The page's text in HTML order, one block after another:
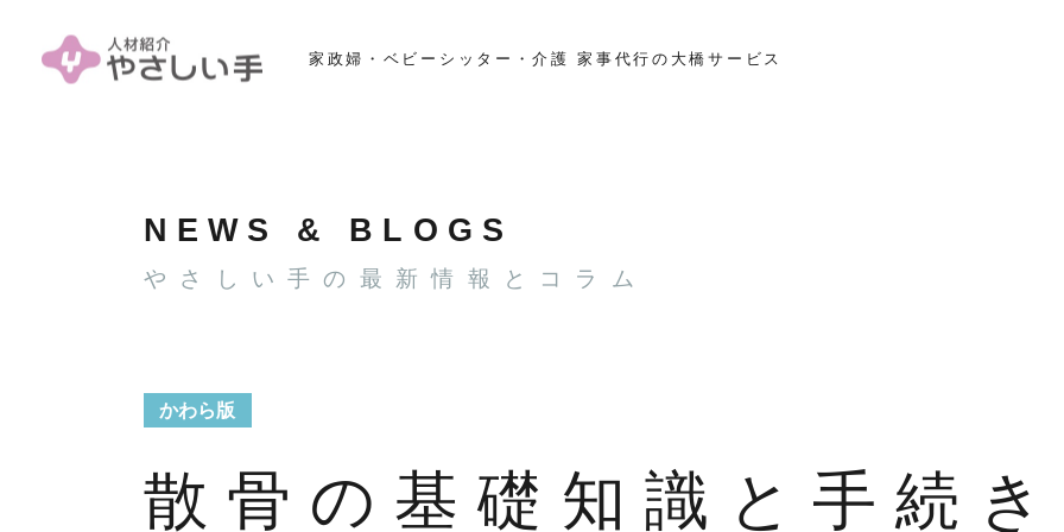
家政婦・ベビーシッター・介護 家事代行の大橋サービス
NEWS & BLOGS
やさしい手の最新情報とコラム
かわら版
散骨の基礎知識と手続